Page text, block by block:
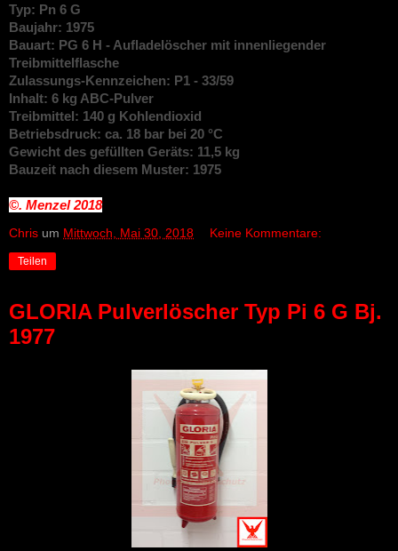
Typ: Pn 6 G
Baujahr: 1975
Bauart: PG 6 H - Aufladelöscher mit innenliegender
Treibmittelflasche
Zulassungs-Kennzeichen: P1 - 33/59
Inhalt: 6 kg ABC-Pulver
Treibmittel: 140 g Kohlendioxid
Betriebsdruck: ca. 18 bar bei 20 °C
Gewicht des gefüllten Geräts: 11,5 kg
Bauzeit nach diesem Muster: 1975
©. Menzel2018
Chris um Mittwoch, Mai 30, 2018 Keine Kommentare:
Teilen
GLORIA Pulverlöscher Typ Pi 6 G Bj.
1977